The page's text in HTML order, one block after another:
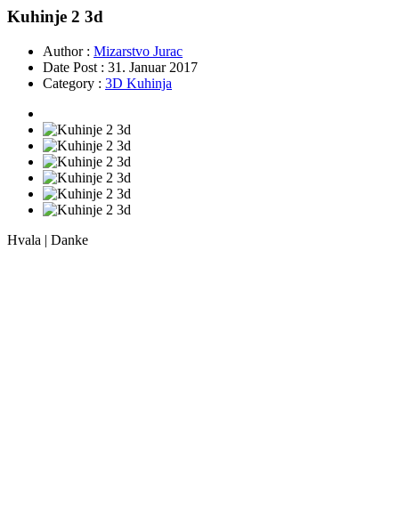
Kuhinje 2 3d
Author : Mizarstvo Jurac
Date Post : 31. Januar 2017
Category : 3D Kuhinja
Hvala | Danke